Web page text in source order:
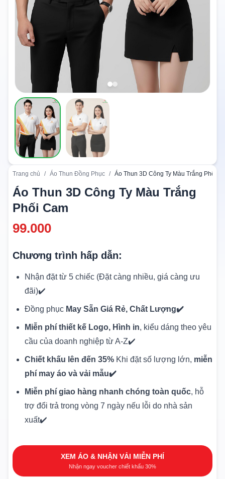
Trang chủ / Áo Thun Đồng Phục / Áo Thun 3D Công Ty Màu Trắng Phối
Áo Thun 3D Công Ty Màu Trắng
Phối Cam
99.000
Chương trình hấp dẫn:
Nhận đặt từ 5 chiếc (Đặt càng nhiều, giá càng ưu
đãi)✔️
Đồng phục May Sẵn Giá Rẻ, Chất Lượng✔️
Miễn phí thiết kế Logo, Hình in, kiểu dáng theo yêu
cầu của doanh nghiệp từ A-Z✔️
Chiết khấu lên đến 35% Khi đặt số lượng lớn, miễn
phí may áo và vải mẫu✔️
Miễn phí giao hàng nhanh chóng toàn quốc, hỗ
trợ đổi trả trong vòng 7 ngày nếu lỗi do nhà sản
xuất✔️
XEM ÁO & NHẬN VẢI MIỄN PHÍ
Nhận ngay voucher chiết khấu 30%